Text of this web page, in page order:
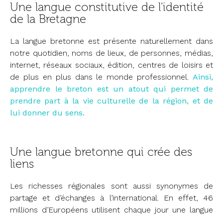
Une langue constitutive de l'identité
de la Bretagne
La langue bretonne est présente naturellement dans
notre quotidien, noms de lieux, de personnes, médias,
internet, réseaux sociaux, édition, centres de loisirs et
de plus en plus dans le monde professionnel. Ainsi,
apprendre le breton est un atout qui permet de
prendre part à la vie culturelle de la région, et de
lui donner du sens.
Une langue bretonne qui crée des
liens
Les richesses régionales sont aussi synonymes de
partage et d’échanges à l’international. En effet, 46
millions d’Européens utilisent chaque jour une langue